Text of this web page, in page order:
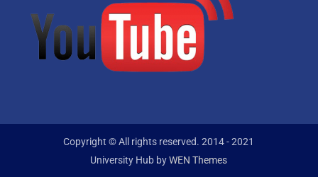
Copyright © All rights reserved. 2014 - 2021
University Hub byWEN Themes